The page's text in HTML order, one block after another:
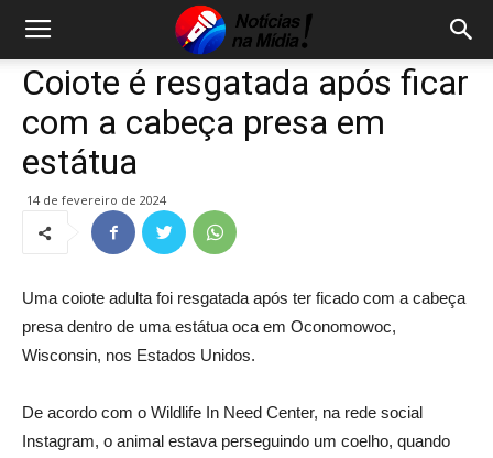
Coiote é resgatada após ficar
com a cabeça presa em
estátua
14 de fevereiro de 2024
Uma coiote adulta foi resgatada após ter ficado com a cabeça
presa dentro de uma estátua oca em Oconomowoc,
Wisconsin, nos Estados Unidos.
De acordo com o Wildlife In Need Center, na rede social
Instagram, o animal estava perseguindo um coelho, quando